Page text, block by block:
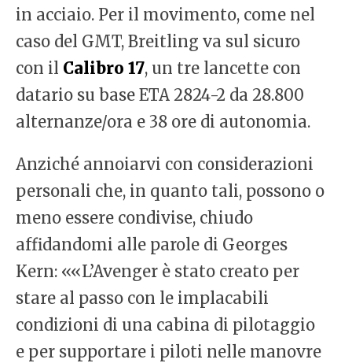
in acciaio. Per il movimento, come nel
caso del GMT, Breitling va sul sicuro
con il Calibro 17, un tre lancette con
datario su base ETA 2824-2 da 28.800
alternanze/ora e 38 ore di autonomia.
Anziché annoiarvi con considerazioni
personali che, in quanto tali, possono o
meno essere condivise, chiudo
affidandomi alle parole di Georges
Kern: ««L’Avenger è stato creato per
stare al passo con le implacabili
condizioni di una cabina di pilotaggio
e per supportare i piloti nelle manovre